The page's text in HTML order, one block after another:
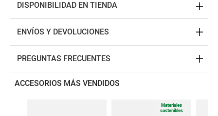
DISPONIBILIDAD EN TIENDA
ENVÍOS Y DEVOLUCIONES
PREGUNTAS FRECUENTES
ACCESORIOS MÁS VENDIDOS
Materiales
sostenibles